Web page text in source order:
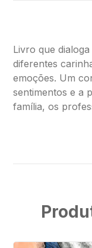
Livro que
diferentes
emoções. Um
sentimentos e a
família, os